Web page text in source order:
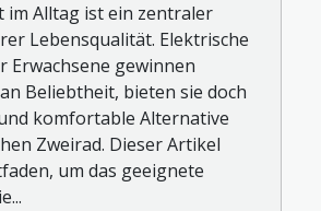
im Alltag ist ein zentraler
Lebensqualität. Elektrische
Erwachsene gewinnen
Beliebtheit, bieten sie doch
komfortable Alternative
Zweirad. Dieser Artikel
um das geeignete